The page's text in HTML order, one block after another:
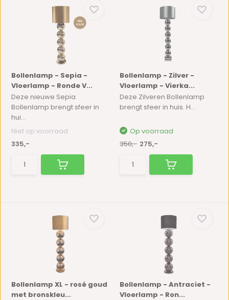
Bollenlamp - Sepia -
Vloerlamp - Ronde V...
Deze nieuwe Sepia
Bollenlamp brengt sfeer in
hui...
Niet op voorraad
335,-
Bollenlamp - Zilver -
Vloerlamp - Vierka...
Deze Zilveren Bollenlamp
brengt sfeer in huis. H...
Op voorraad
350,- 275,-
Bollenlamp XL - rosé goud
met bronskleu...
Bollenlamp - Antraciet -
Vloerlamp - Ron...